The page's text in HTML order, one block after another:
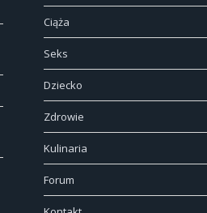
Ciąża
Seks
Dziecko
Zdrowie
Kulinaria
Forum